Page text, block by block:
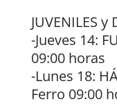
JUVENILES y
-Jueves 14:
09:00 horas
-Lunes 18:
Ferro 09:00